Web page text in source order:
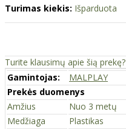
Turimas kiekis: Išparduota
Turite klausimų apie šią prekę?
Gamintojas:
MALPLAY
Prekės duomenys
Amžius
Nuo 3 metų
Medžiaga
Plastikas